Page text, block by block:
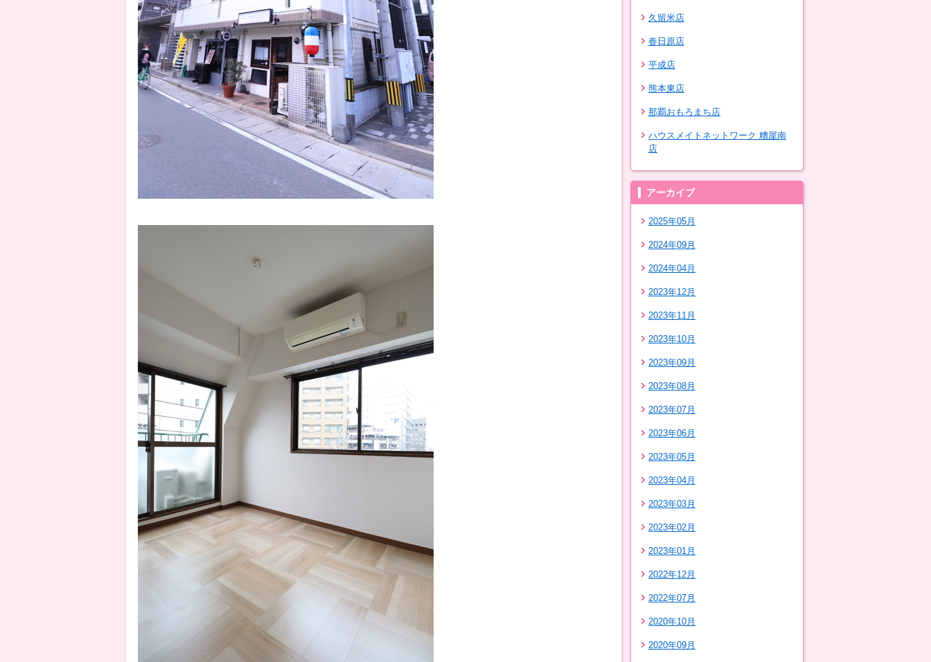
久留米店
春日原店
平成店
熊本東店
那覇おもろまち店
ハウスメイトネットワーク 糟屋南
店
アーカイブ
2025年05月
2024年09月
2024年04月
2023年12月
2023年11月
2023年10月
2023年09月
2023年08月
2023年07月
2023年06月
2023年05月
2023年04月
2023年03月
2023年02月
2023年01月
2022年12月
2022年07月
2020年10月
2020年09月